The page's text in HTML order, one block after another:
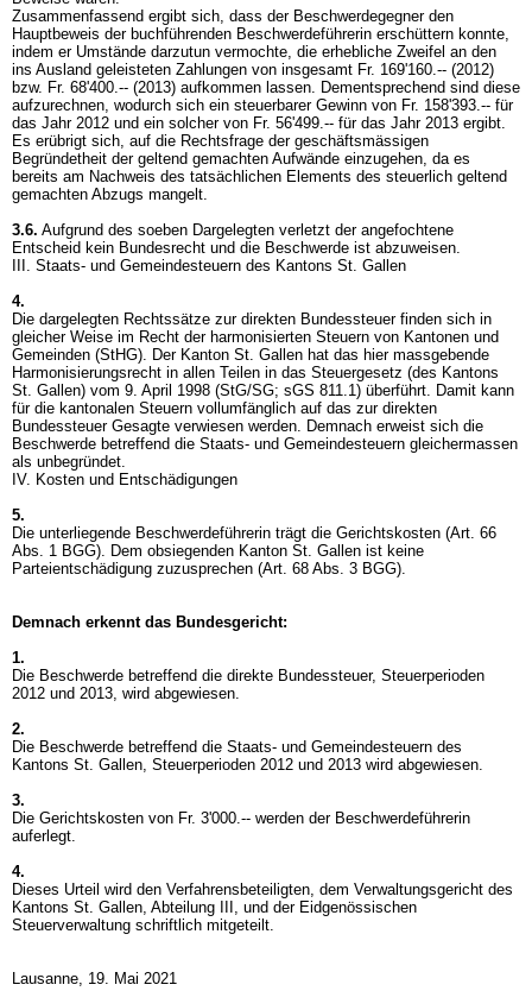
Zusammenfassend ergibt sich, dass der Beschwerdegegner den
Hauptbeweis der buchführenden Beschwerdeführerin erschüttern konnte,
indem er Umstände darzutun vermochte, die erhebliche Zweifel an den
ins Ausland geleisteten Zahlungen von insgesamt Fr. 169'160.-- (2012)
bzw. Fr. 68'400.-- (2013) aufkommen lassen. Dementsprechend sind diese
aufzurechnen, wodurch sich ein steuerbarer Gewinn von Fr. 158'393.-- für
das Jahr 2012 und ein solcher von Fr. 56'499.-- für das Jahr 2013 ergibt.
Es erübrigt sich, auf die Rechtsfrage der geschäftsmässigen
Begründetheit der geltend gemachten Aufwände einzugehen, da es
bereits am Nachweis des tatsächlichen Elements des steuerlich geltend
gemachten Abzugs mangelt.
3.6. Aufgrund des soeben Dargelegten verletzt der angefochtene
Entscheid kein Bundesrecht und die Beschwerde ist abzuweisen.
III. Staats- und Gemeindesteuern des Kantons St. Gallen
4.
Die dargelegten Rechtssätze zur direkten Bundessteuer finden sich in
gleicher Weise im Recht der harmonisierten Steuern von Kantonen und
Gemeinden (StHG). Der Kanton St. Gallen hat das hier massgebende
Harmonisierungsrecht in allen Teilen in das Steuergesetz (des Kantons
St. Gallen) vom 9. April 1998 (StG/SG; sGS 811.1) überführt. Damit kann
für die kantonalen Steuern vollumfänglich auf das zur direkten
Bundessteuer Gesagte verwiesen werden. Demnach erweist sich die
Beschwerde betreffend die Staats- und Gemeindesteuern gleichermassen
als unbegründet.
IV. Kosten und Entschädigungen
5.
Die unterliegende Beschwerdeführerin trägt die Gerichtskosten (Art. 66
Abs. 1 BGG). Dem obsiegenden Kanton St. Gallen ist keine
Parteientschädigung zuzusprechen (Art. 68 Abs. 3 BGG).
Demnach erkennt das Bundesgericht:
1.
Die Beschwerde betreffend die direkte Bundessteuer, Steuerperioden
2012 und 2013, wird abgewiesen.
2.
Die Beschwerde betreffend die Staats- und Gemeindesteuern des
Kantons St. Gallen, Steuerperioden 2012 und 2013 wird abgewiesen.
3.
Die Gerichtskosten von Fr. 3'000.-- werden der Beschwerdeführerin
auferlegt.
4.
Dieses Urteil wird den Verfahrensbeteiligten, dem Verwaltungsgericht des
Kantons St. Gallen, Abteilung III, und der Eidgenössischen
Steuerverwaltung schriftlich mitgeteilt.
Lausanne, 19. Mai 2021